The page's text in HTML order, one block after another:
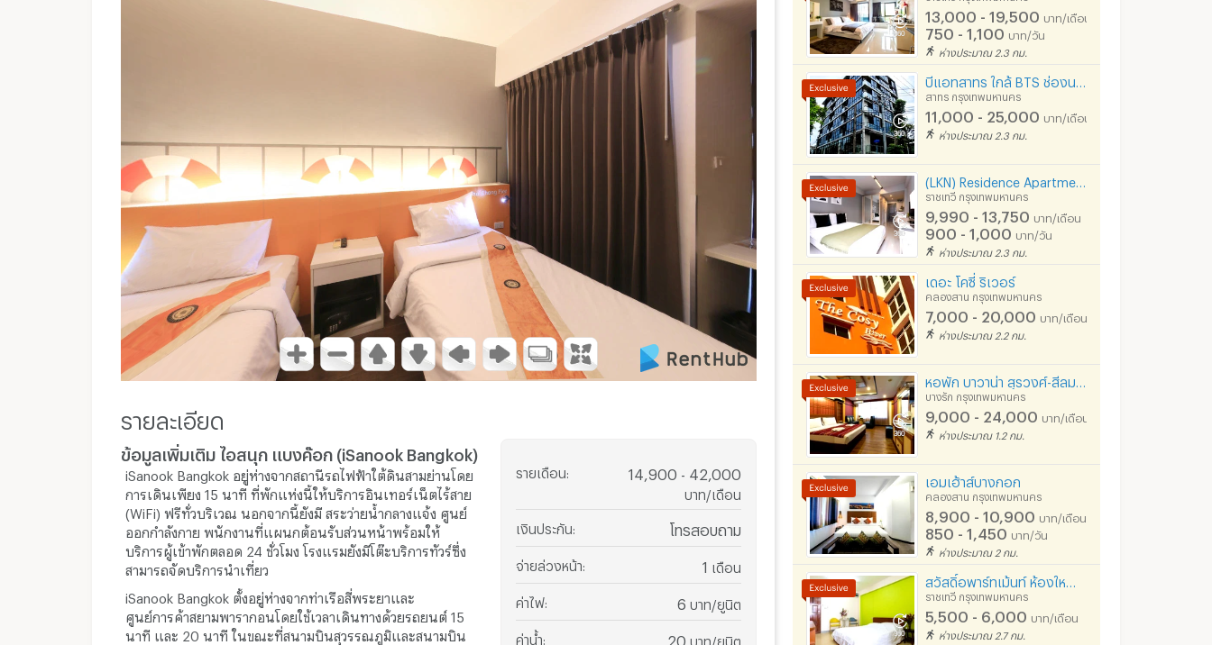
รายละเอียด
ข้อมูลเพิ่มเติม ไอสนุก แบงค๊อก (iSanook Bangkok)
iSanook Bangkok อยู่ห่างจากสถานีรถไฟฟ้าใต้ดินสามย่านโดย
การเดินเพียง 15 นาที ที่พักแห่งนี้ให้บริการอินเทอร์เน็ตไร้สาย
(WiFi) ฟรีทั่วบริเวณ นอกจากนี้ยังมี สระว่ายน้ำกลางแจ้ง ศูนย์
ออกกำลังกาย พนักงานที่แผนกต้อนรับส่วนหน้าพร้อมให้
บริการผู้เข้าพักตลอด 24 ชั่วโมง โรงแรมยังมีโต๊ะบริการทัวร์ซึ่ง
สามารถจัดบริการนำเที่ยว
iSanook Bangkok ตั้งอยู่ห่างจากท่าเรือสี่พระยาและ
ศูนย์การค้าสยามพารากอนโดยใช้เวลาเดินทางด้วยรถยนต์ 15
นาที และ 20 นาที ในขณะที่สนามบินสุวรรณภูมิและสนามบิน
รายเดือน 14,900 - 42,000
บาท/เดือน
เงินประกัน โทรสอบถาม
จ่ายล่วงหน้า 1 เดือน
ค่าไฟ: 6 บาท/ยูนิต
ค่าน้ำ 20 บาท/ยูนิต
13,000 - 19,500 บาท/เดือน
750 - 1,100 บาท/วัน
ห่างประมาณ 2.3 กม.
สาทร กรุงเทพมหานคร
11,000 - 25,000 บาท/เดือน
ห่างประมาณ 2.3 กม.
ราชเทวี กรุงเทพมหานคร
9,990 - 13,750 บาท/เดือน
900 - 1,000 บาท/วัน
ห่างประมาณ 2.3 กม.
เดอะ โคซี่ ริเวอร์
คลองสาน กรุงเทพมหานคร
7,000 - 20,000 บาท/เดือน
ห่างประมาณ 2.2 กม.
บางรัก กรุงเทพมหานคร
9,000 - 24,000 บาท/เดือน
ห่างประมาณ 1.2 กม.
เอมเฮ้าส์บางกอก
คลองสาน กรุงเทพมหานคร
8,900 - 10,900 บาท/เดือน
850 - 1,450 บาท/วัน
ห่างประมาณ 2 กม.
ราชเทวี กรุงเทพมหานคร
5,500 - 6,000 บาท/เดือน
ห่างประมาณ 2.7 กม.